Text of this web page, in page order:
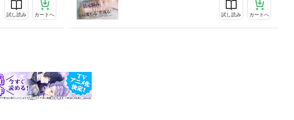
試し読み カートへ 試し読み カートへ